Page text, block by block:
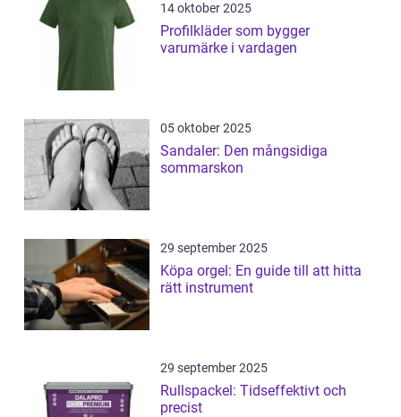
14 oktober 2025
Profilkläder som bygger
varumärke i vardagen
05 oktober 2025
Sandaler: Den mångsidiga
sommarskon
29 september 2025
Köpa orgel: En guide till att hitta
rätt instrument
29 september 2025
Rullspackel: Tidseffektivt och
precist